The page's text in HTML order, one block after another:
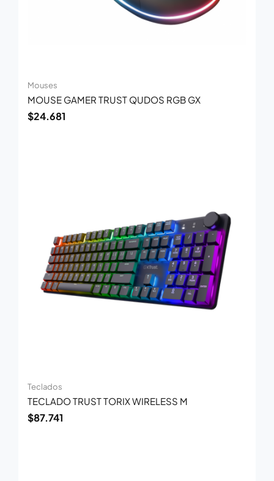
Mouses
MOUSE GAMER TRUST QUDOS RGB GX
$24.681
Teclados
TECLADO TRUST TORIX WIRELESS M
$87.741